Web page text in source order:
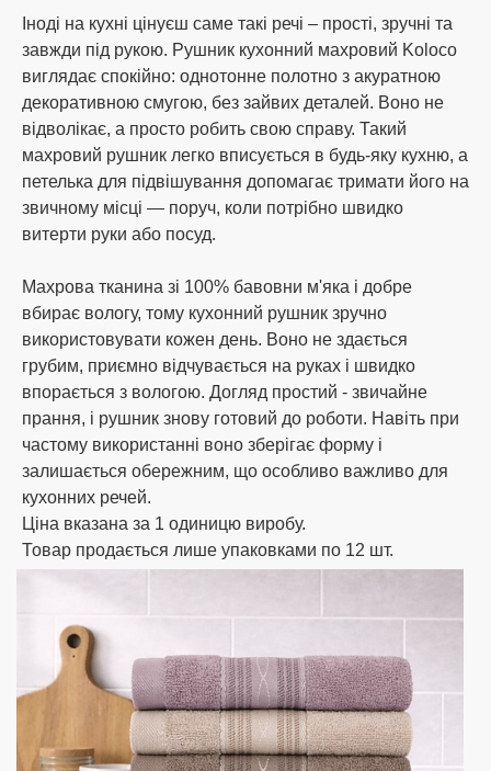
Увага!
У нас відбулися зміни щодо
надсилання товару. Ми тепер надсилаємо
замовлення тричі на тиждень, а саме
понеділок, середа та субота. Дякую за
розуміння!
Способи оплати
оплата готівкою при самовивезенні за
адресою м. Одеса ринок 7км;
оплата банківським чи поштовим
переказом;
розрахунок за допомогою картки
Приватбанку;
розрахунок при отриманні поштою.
(накладений платіж із передоплатою 10%
від суми замовлення, але не менше 200
грн.)
Ми дбаємо про своїх клієнтів, тому наш
менеджер допоможе вам підібрати зручний
спосіб оплати та уточнить усі необхідні
решта наступного дня.
Спосіб доставки
Інтернет-магазин Oba-na.com здійснює
Іноді на кухні цінуєш саме такі речі – прості, зручні та
завжди під рукою. Рушник кухонний махровий Koloco
виглядає спокійно: однотонне полотно з акуратною
декоративною смугою, без зайвих деталей. Воно не
відволікає, а просто робить свою справу. Такий
махровий рушник легко вписується в будь-яку кухню, а
петелька для підвішування допомагає тримати його на
звичному місці — поруч, коли потрібно швидко
витерти руки або посуд.
Махрова тканина зі 100% бавовни м'яка і добре
вбирає вологу, тому кухонний рушник зручно
використовувати кожен день. Воно не здається
грубим, приємно відчувається на руках і швидко
впорається з вологою. Догляд простий - звичайне
прання, і рушник знову готовий до роботи. Навіть при
частому використанні воно зберігає форму і
залишається обережним, що особливо важливо для
кухонних речей.
Ціна вказана за 1 одиницю виробу.
Товар продається лише упаковками по 12 шт.